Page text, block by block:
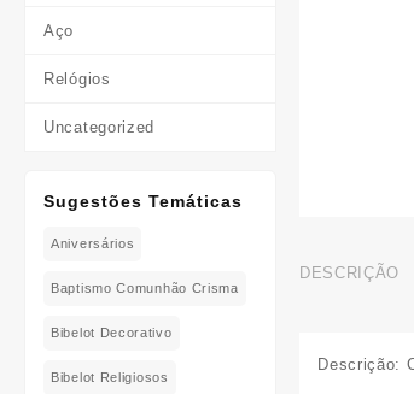
Aço
Relógios
Uncategorized
Sugestões Temáticas
Aniversários
Baptismo Comunhão Crisma
Bibelot Decorativo
Bibelot Religiosos
DESCRIÇÃO
Descrição: